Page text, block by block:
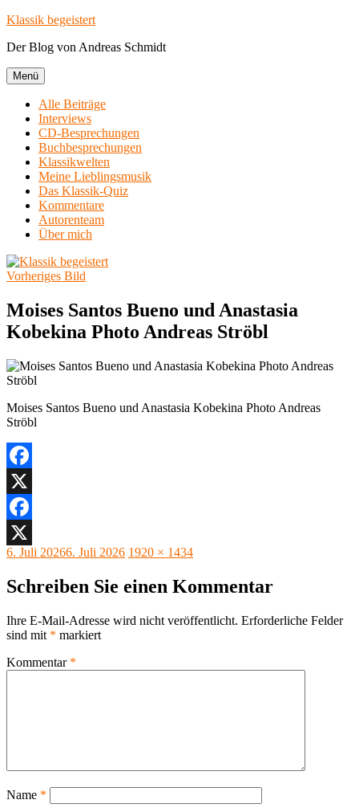
Zum
springen
Klassik begeistert
Der Blog von Andreas Schmidt
Menü
Alle Beiträge
Interviews
CD-Besprechungen
Buchbesprechungen
Klassikwelten
Meine Lieblingsmusik
Das Klassik-Quiz
Kommentare
Autorenteam
Über mich
Vorheriges Bild
Moises Santos Bueno und Anastasia
Kobekina Photo Andreas Ströbl
Moises Santos Bueno und Anastasia Kobekina Photo Andreas
Ströbl
Facebook
X
Facebook
X
Veröffentlicht
6. Juli 20266. Juli 2026 Originalgröße
1920 × 1434
Schreiben Sie einen Kommentar
Ihre E-Mail-Adresse wird nicht veröffentlicht. Erforderliche Felder
sind mit * markiert
Kommentar *
Name *